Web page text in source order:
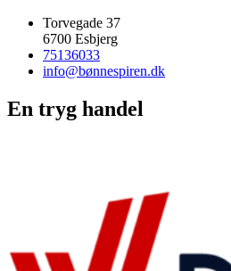
Torvegade 37
6700 Esbjerg
75136033
info@bønnespiren.dk
En tryg handel